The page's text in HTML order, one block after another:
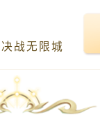
战无限城